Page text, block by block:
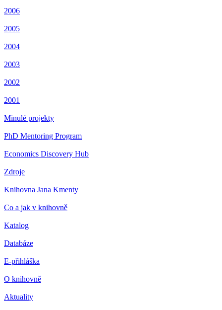
2006
2005
2004
2003
2002
2001
Minulé projekty
PhD Mentoring Program
Economics Discovery Hub
Zdroje
Knihovna Jana Kmenty
Co a jak v knihovně
Katalog
Databáze
E-přihláška
O knihovně
Aktuality